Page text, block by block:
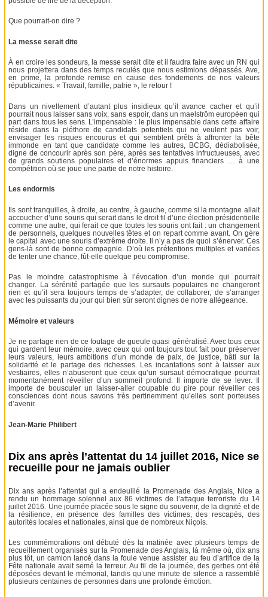
Que pourrait-on dire ?
La messe serait dite
À en croire les sondeurs, la messe serait dite et il faudra faire avec un RN qui
nous projettera dans des temps reculés que nous estimions dépassés. Ave,
en prime, la profonde remise en cause des fondements de nos valeurs
républicaines. « Travail, famille, patrie », le retour !
Dans un nivellement d’autant plus insidieux qu’il avance cacher et qu’il
pourrait nous laisser sans voix, sans espoir, dans un maelström européen qui
part dans tous les sens. L’impensable : le plus impensable dans cette affaire
réside dans la pléthore de candidats potentiels qui ne veulent pas voir,
envisager les risques encourus et qui semblent prêts à affronter la bête
immonde en tant que candidate comme les autres, BCBG, dédiabolisée,
digne de concourir après son père, après ses tentatives infructueuses, avec
de grands soutiens populaires et d’énormes appuis financiers … à une
compétition où se joue une partie de notre histoire.
Les endormis
Ils sont tranquilles, à droite, au centre, à gauche, comme si la montagne allait
accoucher d’une souris qui serait dans le droit fil d’une élection présidentielle
comme une autre, qui ferait ce que toutes les souris ont fait : un changement
de personnels, quelques nouvelles têtes et on repart comme avant. On gère
le capital avec une souris d’extrême droite. Il n’y a pas de quoi s’énerver. Ces
gens-là sont de bonne compagnie. D’où les prétentions multiples et variées
de tenter une chance, fût-elle quelque peu compromise.
Pas le moindre catastrophisme à l’évocation d’un monde qui pourrait
changer. La sérénité partagée que les sursauts populaires ne changeront
rien et qu’il sera toujours temps de s’adapter, de collaborer, de s’arranger
avec les puissants du jour qui bien sûr seront dignes de notre allégeance.
Mémoire et valeurs
Je ne partage rien de ce foutage de gueule quasi généralisé. Avec tous ceux
qui gardent leur mémoire, avec ceux qui ont toujours tout fait pour préserver
leurs valeurs, leurs ambitions d’un monde de paix, de justice, bâti sur la
solidarité et le partage des richesses. Les incantations sont à laisser aux
vestiaires, elles n’abuseront que ceux qu’un sursaut démocratique pourrait
momentanément réveiller d’un sommeil profond. Il importe de se lever. Il
importe de bousculer un laisser-aller coupable du pire pour réveiller ces
consciences dont nous savons très pertinemment qu’elles sont porteuses
d’avenir.
Jean-Marie Philibert
Dix ans après l’attentat du 14 juillet 2016, Nice se
recueille pour ne jamais oublier
Dix ans après l’attentat qui a endeuillé la Promenade des Anglais, Nice a
rendu un hommage solennel aux 86 victimes de l’attaque terroriste du 14
juillet 2016. Une journée placée sous le signe du souvenir, de la dignité et de
la résilience, en présence des familles des victimes, des rescapés, des
autorités locales et nationales, ainsi que de nombreux Niçois.
Les commémorations ont débuté dès la matinée avec plusieurs temps de
recueillement organisés sur la Promenade des Anglais, là même où, dix ans
plus tôt, un camion lancé dans la foule venue assister au feu d’artifice de la
Fête nationale avait semé la terreur. Au fil de la journée, des gerbes ont été
déposées devant le mémorial, tandis qu’une minute de silence a rassemblé
plusieurs centaines de personnes dans une profonde émotion.